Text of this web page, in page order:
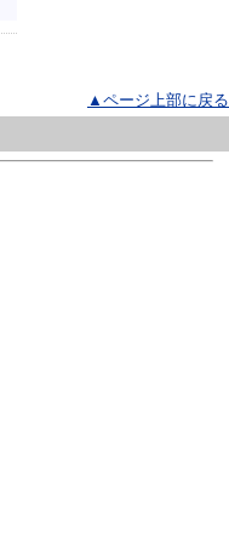
▲ページ上部に戻る